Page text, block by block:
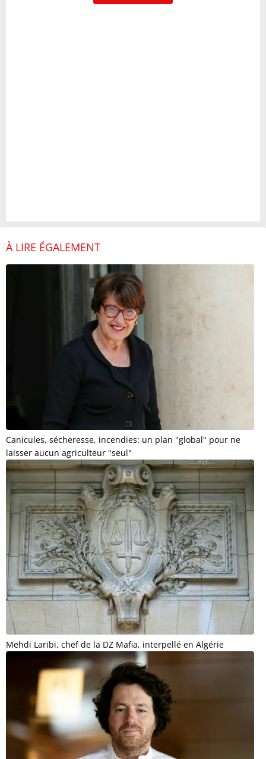
À LIRE ÉGALEMENT
Canicules, sécheresse, incendies: un plan "global" pour ne
laisser aucun agriculteur "seul"
Mehdi Laribi, chef de la DZ Mafia, interpellé en Algérie